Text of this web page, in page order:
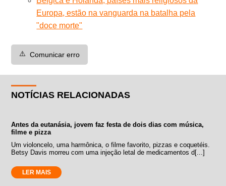
Europa, estão na vanguarda na batalha pela
"doce morte"
⚠️ Comunicar erro
NOTÍCIAS RELACIONADAS
Antes da eutanásia, jovem faz festa de dois dias com música,
filme e pizza
Um violoncelo, uma harmônica, o filme favorito, pizzas e coquetéis.
Betsy Davis morreu com uma injeção letal de medicamentos d[...]
LER MAIS